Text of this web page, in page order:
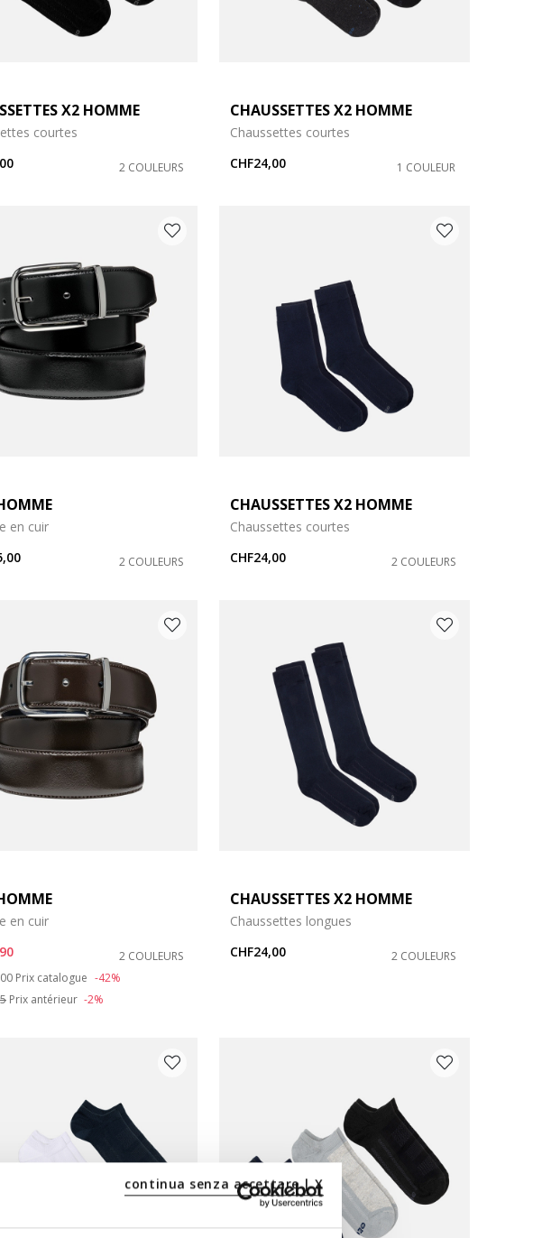
continua senza accettare | X
X2 HOMME
courtes
2 COULEURS
CHAUSSETTES X2 HOMME
Chaussettes courtes
CHF24,00
1 COULEUR
en cuir
2 COULEURS
CHAUSSETTES X2 HOMME
Chaussettes courtes
CHF24,00
2 COULEURS
en cuir
2 COULEURS
from
to
Prix catalogue -42%
Prix antérieur -2%
CHAUSSETTES X2 HOMME
Chaussettes longues
CHF24,00
2 COULEURS